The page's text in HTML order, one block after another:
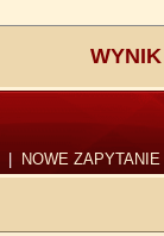
NOWE ZAPYTANIE